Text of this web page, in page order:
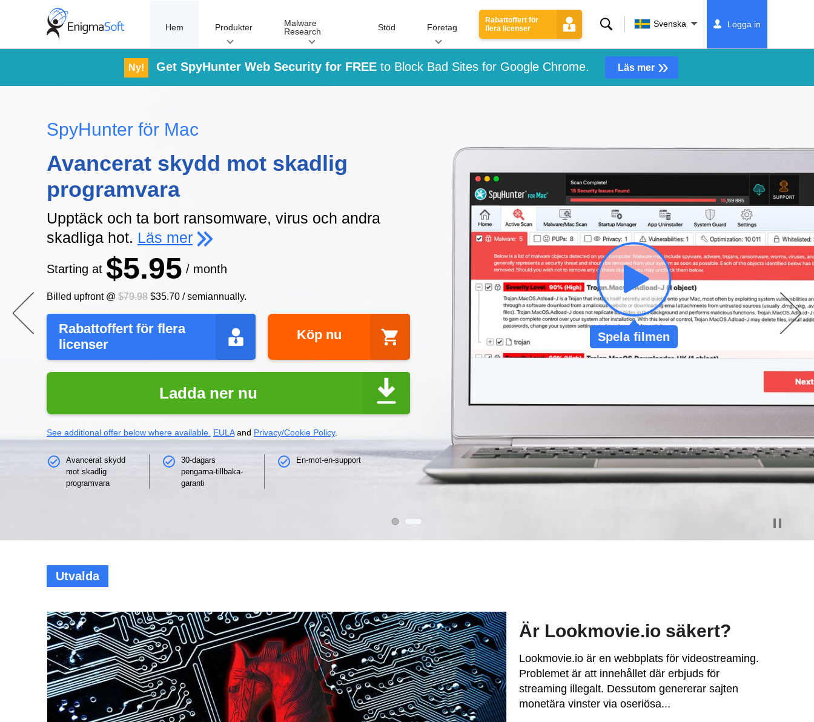
Hem Produkter
Malware
Research
Stöd Företag
Rabattoffert för
flera licenser
Sök Svenska Logga in
Ny! Get SpyHunter Web Security for FREEto Block Bad Sites for Google Chrome. Läs mer »
SpyHunter för Mac
Avancerat skydd mot skadlig
programvara
Upptäck och ta bort ransomware, virus och andra
skadliga hot. Läs mer
Starting at $5.95 / month
Billed upfront @ $79.98 $35.70 /semiannually.
Rabattoffert för flera
licenser
Köp nu
Ladda ner nu
See additional offer below where available. EULAand Privacy/Cookie Policy.
Avancerat skydd
mot skadlig
programvara
30-dagars
pengarna-tillbaka-
garanti
En-mot-en-support
Spela filmen
Utvalda
Är Lookmovie.io säkert?
Lookmovie.io är en webbplats för videostreaming.
Problemet är att innehållet där erbjuds för
streaming illegalt. Dessutom genererar sajten
monetära vinster via oseriösa...